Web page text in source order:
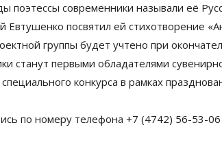
поэтессы современники называли её
Евтушенко посвятил ей стихотворение «
группы будет учтено при
станут первыми обладателями
конкурса в рамках
по номеру телефона +7 (4742) 56-53-06